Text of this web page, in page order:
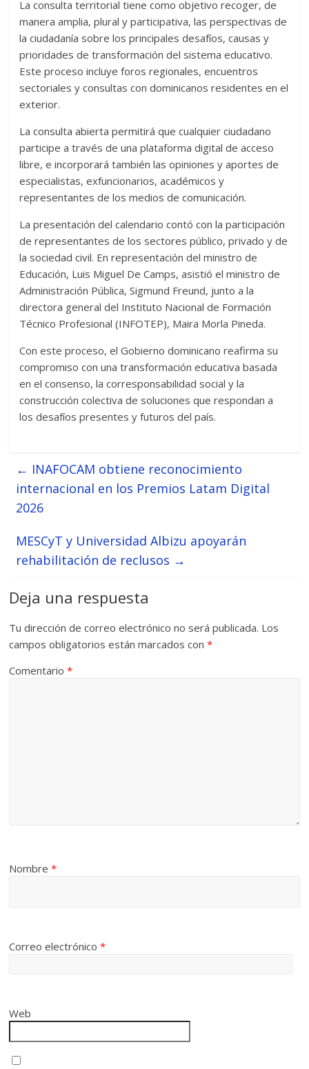
La consulta territorial tiene como objetivo recoger, de
manera amplia, plural y participativa, las perspectivas de
la ciudadanía sobre los principales desafíos, causas y
prioridades de transformación del sistema educativo.
Este proceso incluye foros regionales, encuentros
sectoriales y consultas con dominicanos residentes en el
exterior.
La consulta abierta permitirá que cualquier ciudadano
participe a través de una plataforma digital de acceso
libre, e incorporará también las opiniones y aportes de
especialistas, exfuncionarios, académicos y
representantes de los medios de comunicación.
La presentación del calendario contó con la participación
de representantes de los sectores público, privado y de
la sociedad civil. En representación del ministro de
Educación, Luis Miguel De Camps, asistió el ministro de
Administración Pública, Sigmund Freund, junto a la
directora general del Instituto Nacional de Formación
Técnico Profesional (INFOTEP), Maira Morla Pineda.
Con este proceso, el Gobierno dominicano reafirma su
compromiso con una transformación educativa basada
en el consenso, la corresponsabilidad social y la
construcción colectiva de soluciones que respondan a
los desafíos presentes y futuros del país.
← INAFOCAM obtiene reconocimiento
internacional en los Premios Latam Digital
2026
MESCyT y Universidad Albizu apoyarán
rehabilitación de reclusos →
Deja una respuesta
Tu dirección de correo electrónico no será publicada. Los
campos obligatorios están marcados con*
Comentario*
Nombre*
Correo electrónico*
Web